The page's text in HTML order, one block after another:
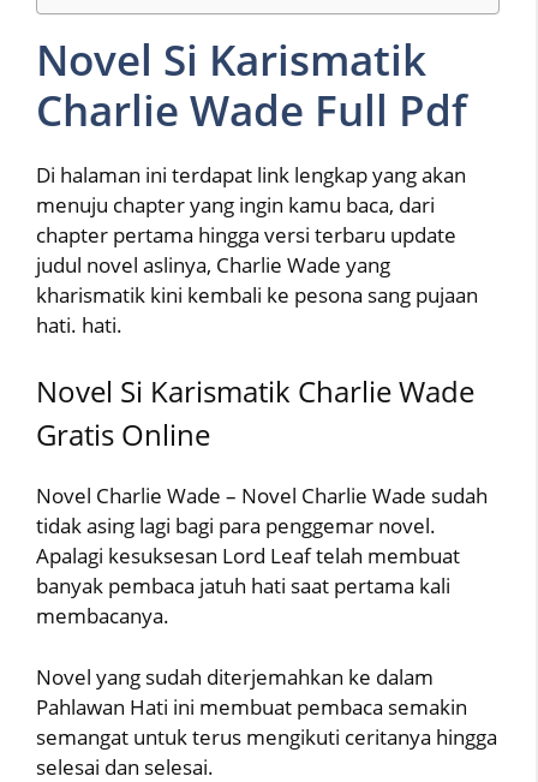
Novel Si Karismatik
Charlie Wade Full Pdf
Di halaman ini terdapat link lengkap yang akan
menuju chapter yang ingin kamu baca, dari
chapter pertama hingga versi terbaru update
judul novel aslinya, Charlie Wade yang
kharismatik kini kembali ke pesona sang pujaan
hati. hati.
Novel Si Karismatik Charlie Wade
Gratis Online
Novel Charlie Wade – Novel Charlie Wade sudah
tidak asing lagi bagi para penggemar novel.
Apalagi kesuksesan Lord Leaf telah membuat
banyak pembaca jatuh hati saat pertama kali
membacanya.
Novel yang sudah diterjemahkan ke dalam
Pahlawan Hati ini membuat pembaca semakin
semangat untuk terus mengikuti ceritanya hingga
selesai dan selesai.